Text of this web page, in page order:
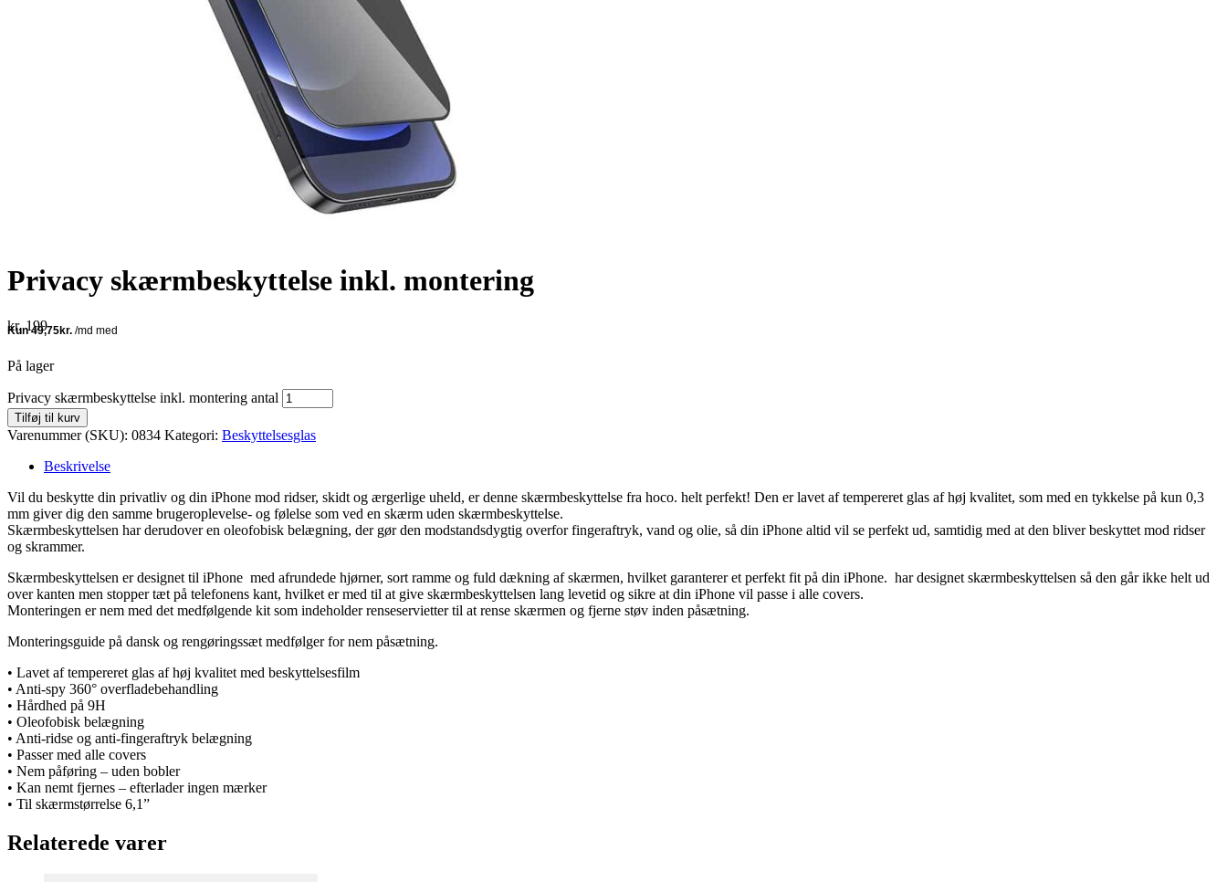
Privacy skærmbeskyttelse inkl. montering
kr.199
På lager
Privacy skærmbeskyttelse inkl. montering antal
Tilføj til kurv
Varenummer (SKU): 0834 Kategori: Beskyttelsesglas
Beskrivelse
Vil du beskytte din privatliv og din iPhone mod ridser, skidt og ærgerlige uheld, er denne skærmbeskyttelse fra hoco. helt perfekt! Den er lavet af tempereret glas af høj kvalitet, som med en tykkelse på kun 0,3
mm giver dig den samme brugeroplevelse- og følelse som ved en skærm uden skærmbeskyttelse.
Skærmbeskyttelsen har derudover en oleofobisk belægning, der gør den modstandsdygtig overfor fingeraftryk, vand og olie, så din iPhone altid vil se perfekt ud, samtidig med at den bliver beskyttet mod ridser
og skrammer.
Skærmbeskyttelsen er designet til iPhone med afrundede hjørner, sort ramme og fuld dækning af skærmen, hvilket garanterer et perfekt fit på din iPhone. har designet skærmbeskyttelsen så den går ikke helt ud
over kanten men stopper tæt på telefonens kant, hvilket er med til at give skærmbeskyttelsen lang levetid og sikre at din iPhone vil passe i alle covers.
Monteringen er nem med det medfølgende kit som indeholder renseservietter til at rense skærmen og fjerne støv inden påsætning.
Monteringsguide på dansk og rengøringssæt medfølger for nem påsætning.
• Lavet af tempereret glas af høj kvalitet med beskyttelsesfilm
• Anti-spy 360° overfladebehandling
• Hårdhed på 9H
• Oleofobisk belægning
• Anti-ridse og anti-fingeraftryk belægning
• Passer med alle covers
• Nem påføring – uden bobler
• Kan nemt fjernes – efterlader ingen mærker
• Til skærmstørrelse 6,1”
Relaterede varer